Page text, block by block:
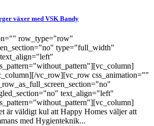
växer med VSK Bandy
row_type="row"
type="full_width"
vc_row][vc_row css_animation=""
text_align="left"
är väldigt kul att Happy Homes väljer att
med Hygienteknik...